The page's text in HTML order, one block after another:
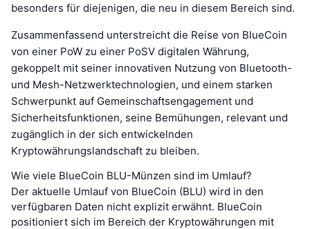
besonders für diejenigen, die neu in diesem Bereich sind.
Zusammenfassend unterstreicht die Reise von BlueCoin
von einer PoW zu einer PoSV digitalen Währung,
gekoppelt mit seiner innovativen Nutzung von Bluetooth-
und Mesh-Netzwerktechnologien, und einem starken
Schwerpunkt auf Gemeinschaftsengagement und
Sicherheitsfunktionen, seine Bemühungen, relevant und
zugänglich in der sich entwickelnden
Kryptowährungslandschaft zu bleiben.
Wie viele BlueCoin BLU-Münzen sind im Umlauf?
Der aktuelle Umlauf von BlueCoin (BLU) wird in den
verfügbaren Daten nicht explizit erwähnt. BlueCoin
positioniert sich im Bereich der Kryptowährungen mit